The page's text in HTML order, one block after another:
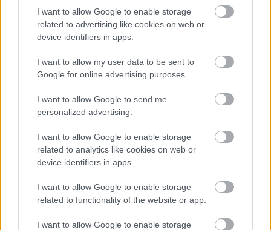
I want to allow Google to enable storage
related to advertising like cookies on web or
device identifiers in apps.
I want to allow my user data to be sent to
Google for online advertising purposes.
I want to allow Google to send me
personalized advertising.
I want to allow Google to enable storage
related to analytics like cookies on web or
device identifiers in apps.
I want to allow Google to enable storage
related to functionality of the website or app.
I want to allow Google to enable storage
Újra és újra és újra
Robinson